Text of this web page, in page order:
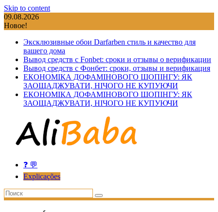
Skip to content
09.08.2026
Новое!
Эксклюзивные обои Darfarben стиль и качество для
вашего дома
Вывод средств с Fonbet: сроки и отзывы о верификации
Вывод средств с Фонбет: сроки, отзывы и верификация
ЕКОНОМІКА ДОФАМІНОВОГО ШОПІНГУ: ЯК
ЗАОЩАДЖУВАТИ, НІЧОГО НЕ КУПУЮЧИ
ЕКОНОМІКА ДОФАМІНОВОГО ШОПІНГУ: ЯК
ЗАОЩАДЖУВАТИ, НІЧОГО НЕ КУПУЮЧИ
❓ 💬
Explicações